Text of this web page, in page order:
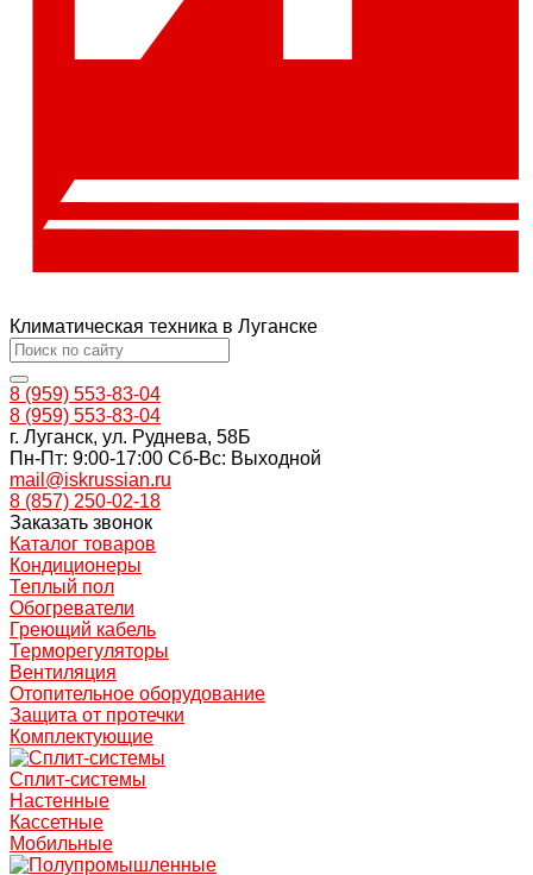
Климатическая техника в Луганске
8 (959) 553-83-04
8 (959) 553-83-04
г. Луганск, ул. Руднева, 58Б
Пн-Пт: 9:00-17:00 Cб-Вс: Выходной
mail@iskrussian.ru
8 (857) 250-02-18
Заказать звонок
Каталог товаров
Кондиционеры
Теплый пол
Обогреватели
Греющий кабель
Терморегуляторы
Вентиляция
Отопительное оборудование
Защита от протечки
Комплектующие
Сплит-системы
Настенные
Кассетные
Мобильные